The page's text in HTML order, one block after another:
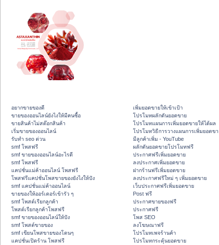
อยากขายของดี
ขายของออนไลน์ยังไงให้มีคนซื้อ
ขายสินค้าไม่สต๊อกสินค้า
เริ่มขายของออนไลน์
รับทำ seo ด่วน
smf โพสฟรี
smf ขายของออนไลน์อะไรดี
smf โพสฟรี
แคปชั่นแม่ค้าออนไลน์ โพสฟรี
โพสฟรีแคปชั่นโพสขายของยังไงให้ปัง
smf แคปชั่นแม่ค้าออนไลน์
ขายของให้ออร์เดอร์เข้ารัว ๆ
smf โพสต์เรียกลูกค้า
โพสต์เรียกลูกค้าโพสฟรี
smf ขายของออนไลน์ให้ปัง
smf โพสต์ขายของ
smf เขียนโพสขายของโดนๆ
แคปชั่นเปิดร้าน โพสฟรี
เพิ่มยอดขายให้เข้าเป้า
โปรโมทผลักดันยอดขาย
โปรโมทแผนการเพิ่มยอดขายให้ได้ผล
โปรโมทวิธีการวางแผนการเพิ่มยอดข
มีลูกค้าเพิ่ม - YouTube
ผลักดันยอดขายโปรโมทฟรี
ประกาศฟรีเพิ่มยอดขาย
ลงประกาศเพิ่มยอดขาย
ฝากร้านฟรีเพิ่มยอดขาย
ลงประกาศฟรีใหม่ ๆ เพิ่มยอดขาย
เว็บประกาศฟรีเพิ่มยอดขาย
Post ฟรี
ประกาศขายของฟรี
ประกาศฟรี
โพส SEO
ลงโฆษณาฟรี
โปรโมทเพจร้านค้า
โปรโมทกระตุ้นยอดขาย